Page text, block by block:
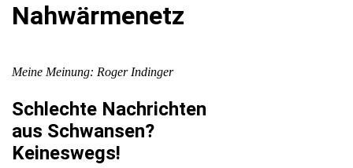
Nahwärmenetz
Meine Meinung: Roger Indinger
Schlechte Nachrichten
aus Schwansen?
Keineswegs!